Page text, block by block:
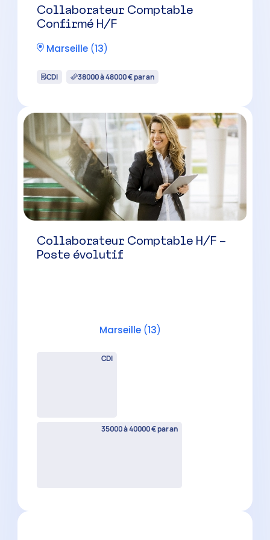
Collaborateur Comptable
Confirmé H/F
Marseille (13)
CDI 38000 à 48000 € par an
Collaborateur Comptable H/F –
Poste évolutif